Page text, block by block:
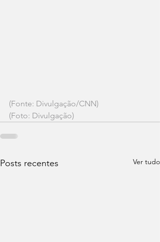
(Fonte: Divulgação/CNN)
(Foto: Divulgação)
Posts recentes Ver tudo